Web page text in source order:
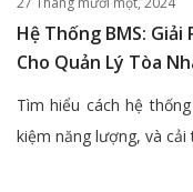
Hệ Thống BMS: Giải
Cho Quản Lý Tòa
Tìm hiểu cách hệ
kiệm năng lượng, và cải